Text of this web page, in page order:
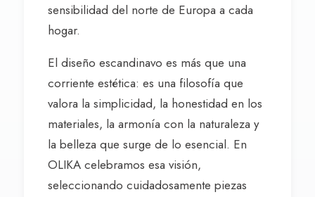
sensibilidad del norte de Europa a cada
hogar.
El diseño escandinavo es más que una
corriente estética: es una filosofía que
valora la simplicidad, la honestidad en los
materiales, la armonía con la naturaleza y
la belleza que surge de lo esencial. En
OLIKA celebramos esa visión,
seleccionando cuidadosamente piezas